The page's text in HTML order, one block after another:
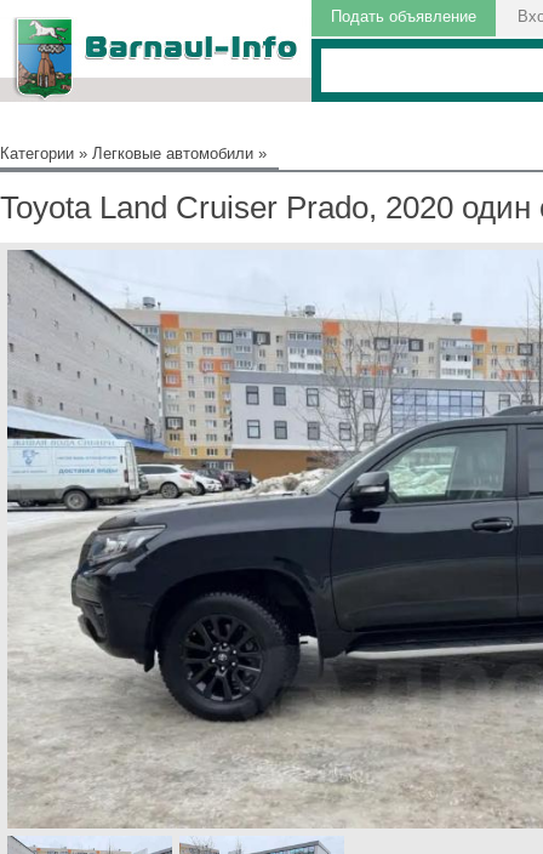
Подать объявление
Категории » Легковые автомобили »
Toyota Land Cruiser Prado, 2020 один